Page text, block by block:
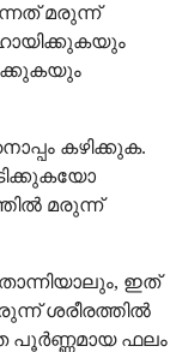
മരുന്ന്
കഴിക്കുക.
മരുന്ന്
ഇത്
ശരീരത്തിൽ
പൂർണ്ണമായ ഫലം